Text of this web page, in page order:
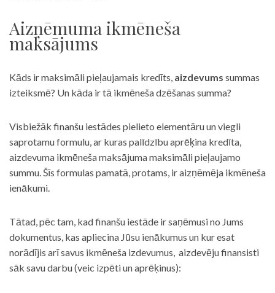
Aizņēmuma ikmēneša
maksājums
Kāds ir maksimāli pieļaujamais kredīts, aizdevums summas
izteiksmē? Un kāda ir tā ikmēneša dzēšanas summa?
Visbiežāk finanšu iestādes pielieto elementāru un viegli
saprotamu formulu, ar kuras palīdzību aprēķina kredīta,
aizdevuma ikmēneša maksājuma maksimāli pieļaujamo
summu. Šīs formulas pamatā, protams, ir aizņēmēja ikmēneša
ienākumi.
Tātad, pēc tam, kad finanšu iestāde ir saņēmusi no Jums
dokumentus, kas apliecina Jūsu ienākumus un kur esat
norādījis arī savus ikmēneša izdevumus, aizdevēju finansisti
sāk savu darbu (veic izpēti un aprēķinus):